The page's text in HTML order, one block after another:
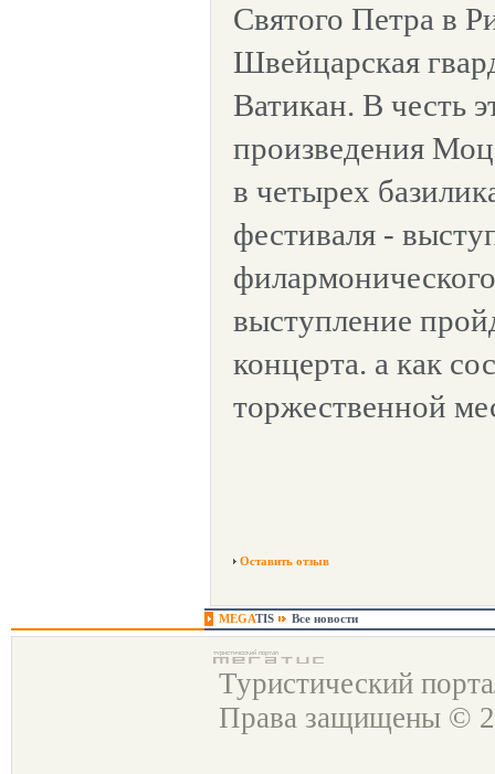
Святого Петра в
Швейцарская
Ватикан. В честь
произведения
в четырех
фестиваля -
выступление
концерта. а как
торжественной
Оставить отзыв
MEGATIS Все новости
Туристический
Права защищены ©